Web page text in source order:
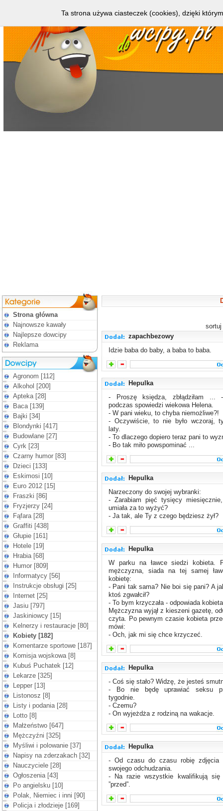
Strona główna
Najnowsze kawały
Najlepsze dowcipy
Reklama
Agronom [112]
Alkohol [200]
Apteka [28]
Baca [139]
Bajki [34]
Blondynki [417]
Budowlane [27]
Cyrk [23]
Czarny humor [83]
Dzieci [133]
Eskimosi [10]
Euro 2012 [15]
Fraszki [86]
Fryzjerzy [24]
Fąfara [28]
Graffiti [438]
Głupie [161]
Hotele [19]
Hrabia [68]
Humor [809]
Informatycy [56]
Instrukcje obsługi [25]
Internet [25]
Jasiu [797]
Jaskiniowcy [15]
Kelnerzy i restauracje [80]
Kobiety [182]
Komentarze sportowe [187]
Komisja wojskowa [8]
Kubuś Puchatek [12]
Lekarze [325]
Lepper [13]
Listonosz [8]
Listy i podania [28]
Lotto [8]
Małżeństwo [647]
Mężczyźni [325]
Myśliwi i polowanie [37]
Napisy na zderzakach [32]
Nauczyciele [28]
Ogłoszenia [43]
Po angielsku [10]
Polak, Niemiec i inni [90]
Policja i złodzieje [169]
zapachbezowy
Idzie baba do baby, a baba to baba.
Hepulka
- Proszę księdza, zbłądziłam ...
podczas spowiedzi wiekowa Helena.
- W pani wieku, to chyba niemożliwe?!
- Oczywiście, to nie było wczoraj,
laty.
- To dlaczego dopiero teraz pani to
- Bo tak miło powspominać ...
Hepulka
Narzeczony do swojej wybranki:
- Zarabiam pięć tysięcy
umiała za to wyżyć?
- Ja tak, ale Ty z czego będziesz żył?
Hepulka
W parku na ławce siedzi kobieta.
mężczyzna, siada na tej samej
kobietę:
- Pani tak sama? Nie boi się pani? A
ktoś zgwałcił?
- To bym krzyczała - odpowiada
Mężczyzna wyjął z kieszeni gazetę,
czyta. Po pewnym czasie kobieta
mówi:
- Och, jak mi się chce krzyczeć.
Hepulka
- Coś się stało? Widzę, że jesteś
- Bo nie będę uprawiać seksu
tygodnie.
- Czemu?
- On wyjeżdża z rodziną na wakacje.
Hepulka
- Od czasu do czasu robię zdjęcia
swojego odchudzania.
- Na razie wszystkie kwalifikują się
”przed”.
Ta strona używa ciasteczek (cookies), dzięki